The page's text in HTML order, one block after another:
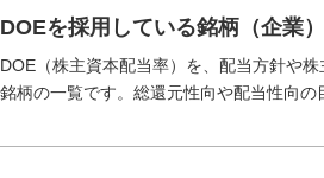
DOEを採用している銘柄（企業
DOE（株主資本配当率）を、配当方針や
銘柄の一覧です。総還元性向や配当性向の